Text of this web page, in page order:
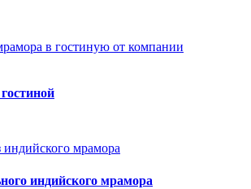
индийского мрамора